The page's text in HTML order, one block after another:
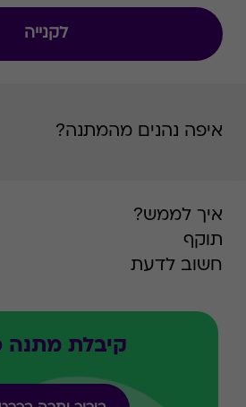
לקנייה
איפה נהנים מהמתנה?
איך לממש?
תוקף
חשוב לדעת
קיבלת מתנה